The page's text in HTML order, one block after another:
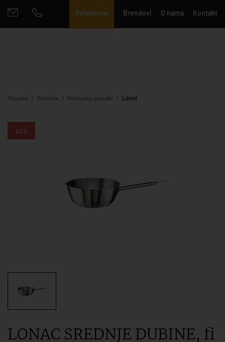
Reference Brendovi O nama Kontakt
Mayoko Pintinox Kuhinjsko posuđe Lonci
20%
LONAC SREDNJE DUBINE, fi